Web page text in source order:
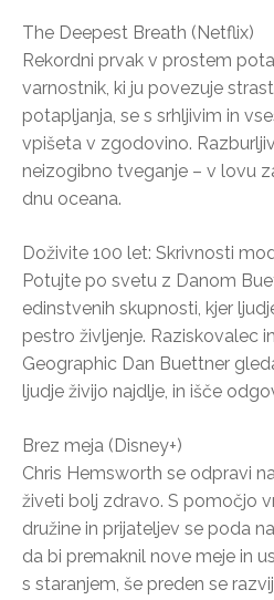
The Deepest Breath (Netflix)
Rekordni prvak v prostem
varnostnik, ki ju povezuje
potapljanja, se s srhljivim in
vpišeta v zgodovino.
neizogibno tveganje – v lovu
dnu oceana.
Doživite 100 let: Skrivnosti
Potujte po svetu z Danom
edinstvenih skupnosti, kjer
pestro življenje. Raziskovalec
Geographic Dan Buettner
ljudje živijo najdlje, in išče
Brez meja (Disney+)
Chris Hemsworth se odpravi
živeti bolj zdravo. S pomočjo
družine in prijateljev se poda
da bi premaknil nove meje in
s staranjem, še preden se